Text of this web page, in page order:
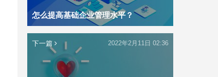
怎么提高基础企业管理水平？
下一篇 2022年2月11日 02:36